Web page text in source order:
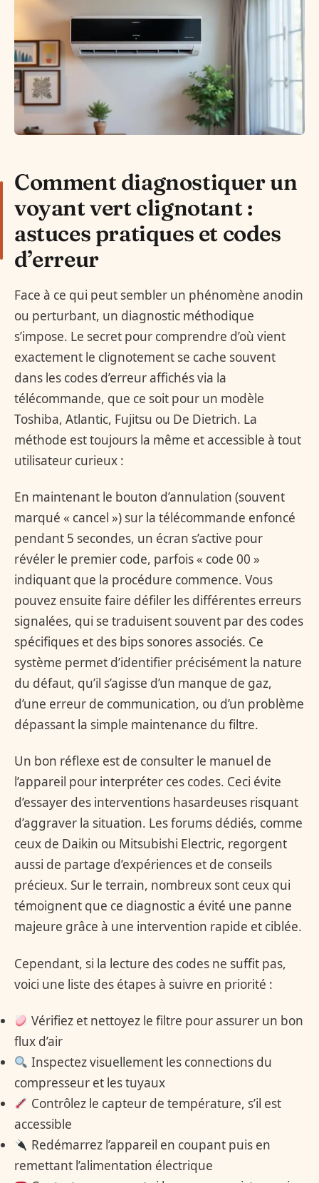
Comment diagnostiquer un
voyant vert clignotant :
astuces pratiques et codes
d’erreur
Face à ce qui peut sembler un phénomène anodin
ou perturbant, un diagnostic méthodique
s’impose. Le secret pour comprendre d’où vient
exactement le clignotement se cache souvent
dans les codes d’erreur affichés via la
télécommande, que ce soit pour un modèle
Toshiba, Atlantic, Fujitsu ou De Dietrich. La
méthode est toujours la même et accessible à tout
utilisateur curieux :
En maintenant le bouton d’annulation (souvent
marqué « cancel ») sur la télécommande enfoncé
pendant 5 secondes, un écran s’active pour
révéler le premier code, parfois « code 00 »
indiquant que la procédure commence. Vous
pouvez ensuite faire défiler les différentes erreurs
signalées, qui se traduisent souvent par des codes
spécifiques et des bips sonores associés. Ce
système permet d’identifier précisément la nature
du défaut, qu’il s’agisse d’un manque de gaz,
d’une erreur de communication, ou d’un problème
dépassant la simple maintenance du filtre.
Un bon réflexe est de consulter le manuel de
l’appareil pour interpréter ces codes. Ceci évite
d’essayer des interventions hasardeuses risquant
d’aggraver la situation. Les forums dédiés, comme
ceux de Daikin ou Mitsubishi Electric, regorgent
aussi de partage d’expériences et de conseils
précieux. Sur le terrain, nombreux sont ceux qui
témoignent que ce diagnostic a évité une panne
majeure grâce à une intervention rapide et ciblée.
Cependant, si la lecture des codes ne suffit pas,
voici une liste des étapes à suivre en priorité :
Vérifiez et nettoyez le filtre pour assurer un bon
flux d’air
Inspectez visuellement les connections du
compresseur et les tuyaux
Contrôlez le capteur de température, s’il est
accessible
Redémarrez l’appareil en coupant puis en
remettant l’alimentation électrique